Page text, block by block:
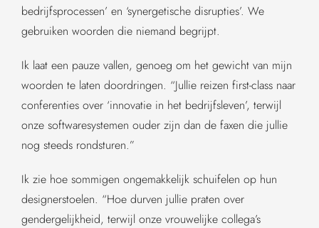
bedrijfsprocessen’ en ‘synergetische disrupties’. We
gebruiken woorden die niemand begrijpt.
Ik laat een pauze vallen, genoeg om het gewicht van mijn
woorden te laten doordringen. “Jullie reizen first-class naar
conferenties over ‘innovatie in het bedrijfsleven’, terwijl
onze softwaresystemen ouder zijn dan de faxen die jullie
nog steeds rondsturen.”
Ik zie hoe sommigen ongemakkelijk schuifelen op hun
designerstoelen. “Hoe durven jullie praten over
gendergelijkheid, terwijl onze vrouwelijke collega’s